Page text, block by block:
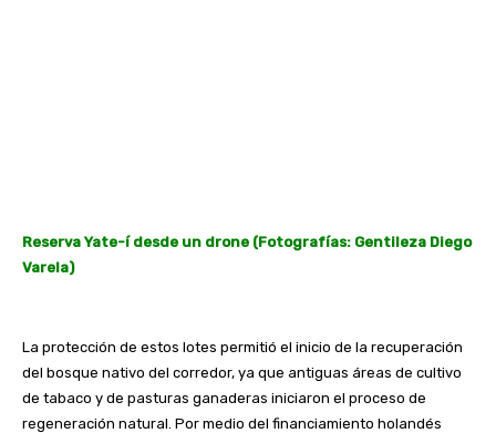
Reserva Yate-í desde un drone (Fotografías: Gentileza Diego
Varela)
La protección de estos lotes permitió el inicio de la recuperación
del bosque nativo del corredor, ya que antiguas áreas de cultivo
de tabaco y de pasturas ganaderas iniciaron el proceso de
regeneración natural. Por medio del financiamiento holandés